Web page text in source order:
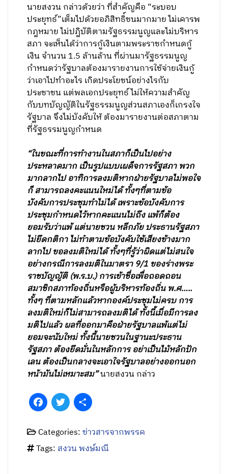
นายสงวน กล่าวด้วยว่า ที่สำคัญคือ “ระบอบ
ประยุทธ์”เต็มไปด้วยอภิสิทธิ์ชนมากมาย ไม่เคารพ
กฎหมาย ไม่ปฎิบัติตามรัฐธรรมนูญและไม่บริหาร
สภา จะเห็นได้ว่าการกู้เงินตามพระราชกำหนดกู้
เงิน จำนวน 1.5 ล้านล้าน ที่ผ่านมารัฐธรรมนูญ
กำหนดว่ารัฐบาลต้องมารายงานการใช้จ่ายเงินกู้
ว่าเอาไปทำอะไร เกิดประโยชน์อย่างไรกับ
ประชาชน แต่พลเอกประยุทธ์ ไม่ให้ความสำคัญ
กับบทบัญญัติในรัฐธรรมนูญส่วนสภาเองก็เกรงใจ
รัฐบาล จึงไม่บังคับให้ ต้องมารายงานต่อสภาตาม
ที่รัฐธรรมนูญกำหนด
“ในขณะที่การทำงานในสภาก็เป็นไปอย่าง
ประหลาดมาก เป็นรูปแบบเผด็จการรัฐสภา พวก
มากลากไป อาทิการลงมติหากฝ่ายรัฐบาลไม่พอใจ
ก็ สามารถลงคะแนนใหม่ได้ ทั้งๆที่ตามข้อ
บังคับการประชุมทำไม่ได้ เพราะข้อบังคับการ
ประชุมกำหนดไว้หากคะแนนไม่ถึง แพ้ก็ต้อง
ยอมรับว่าแพ้ แต่นายชวน หลีกภัย ประธานรัฐสภา
ไม่ยึดกติกา ไม่ทำตามข้อบังคับใช้เสียงข้างมาก
ลากไป ขอลงมติใหม่ได้ ทั้งๆที่รู้ว่าผิดแต่ไม่สนใจ
อย่างกรณีการลงมติในมาตรา 9/1 ของร่างพระ
ราชบัญญัติ (พ.ร.บ.) การเข้าชื่อเพื่อถอดถอน
สมาชิกสภาท้องถิ่นหรือผู้บริหารท้องถิ่น พ.ศ…..
ทั้งๆ ที่ตามหลักแล้วหากองค์ประชุมไม่ครบ การ
ลงมติใหม่ก็ไม่สามารถลงมติได้ ทั้งนี้เมื่อมีการลง
มติไปแล้ว ผลที่ออกมาคือฝ่ายรัฐบาลแพ้แต่ไม่
ยอมจะนับใหม่ ทั้งนี้นายชวนในฐานะประธาน
รัฐสภา ต้องยึดมั่นในหลักการ อย่าเป็นไม้หลักปัก
เลน ต้องเป็นกลางจะเอาใจรัฐบาลอย่างออกนอก
หน้ามันไม่เหมาะสม”นายสงวน กล่าว
FacebookTwitter
Categories:ข่าวสารจากพรรค
Tags: สงวน พงษ์มณี